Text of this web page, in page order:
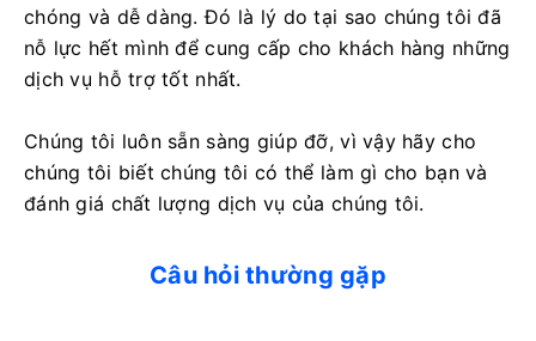
chóng và dễ dàng. Đó là lý do tại sao chúng tôi đã
nỗ lực hết mình để cung cấp cho khách hàng những
dịch vụ hỗ trợ tốt nhất.
Chúng tôi luôn sẵn sàng giúp đỡ, vì vậy hãy cho
chúng tôi biết chúng tôi có thể làm gì cho bạn và
đánh giá chất lượng dịch vụ của chúng tôi.
Câu hỏi thường gặp